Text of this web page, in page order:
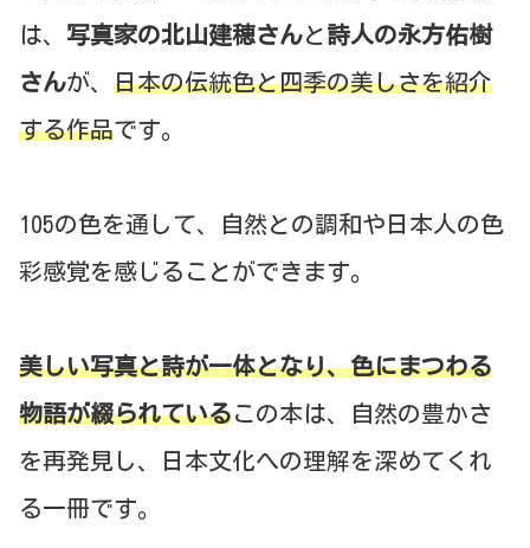
は、 写真家の北山建穂さんと 詩人の永方佑樹
さんが、 日本の伝統色と四季の美しさを紹介
する作品です。
105の色を通して、自然との調和や日本人の色
彩感覚を感じることができます。
美しい写真と詩が一体となり、色にまつわる
物語が綴られているこの本は、自然の豊かさ
を再発見し、日本文化への理解を深めてくれ
る一冊です。